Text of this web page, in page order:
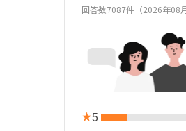
回答数7087件（2026年08
5